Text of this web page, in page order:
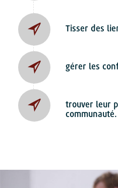
Tisser des
gérer les
trouver leur
communauté.